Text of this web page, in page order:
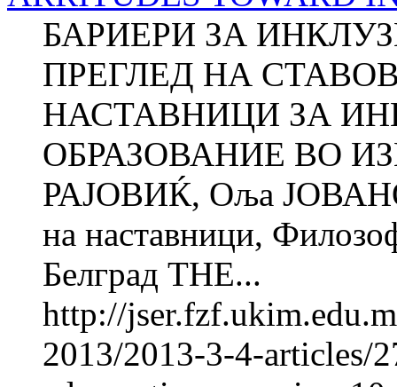
БАРИЕРИ ЗА
ПРЕГЛЕД НА
НАСТАВНИЦИ ЗА
ОБРАЗОВАНИЕ ВО
РАЈОВИЌ, Оља
на наставници,
Белград THE...
http://
2013/2013-3-4-articles/